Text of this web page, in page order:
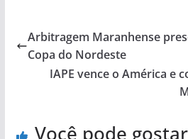
Arbitragem Maranhense
Copa do Nordeste
IAPE vence o América e
Você pode